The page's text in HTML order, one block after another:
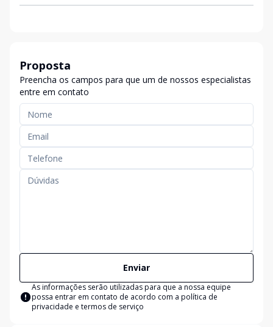
Proposta
Preencha os campos para que um de nossos especialistas
entre em contato
Enviar
As informações serão utilizadas para que a nossa equipe
possa entrar em contato de acordo com a política de
privacidade e termos de serviço